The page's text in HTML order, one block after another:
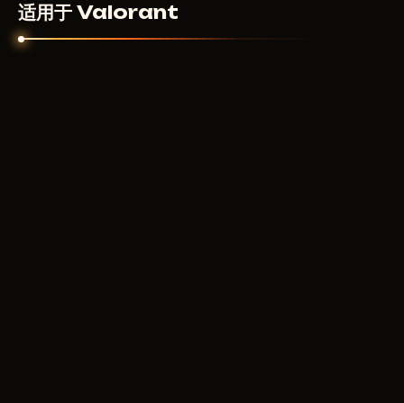
适用于 Valorant